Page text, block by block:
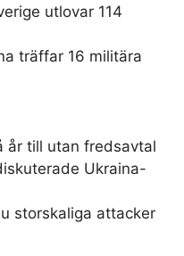
utlovar 114
träffar 16 militära
år till utan fredsavtal
Ukraina-
storskaliga attacker